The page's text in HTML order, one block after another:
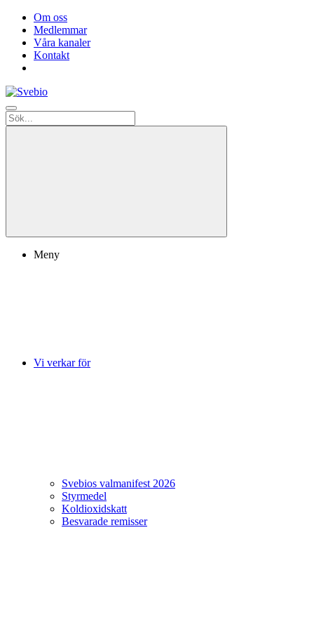
Om oss
Medlemmar
Våra kanaler
Kontakt
Meny
Vi verkar för
Svebios valmanifest 2026
Styrmedel
Koldioxidskatt
Besvarade remisser